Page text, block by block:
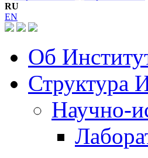
RU
EN
Об
Структура
Научно-